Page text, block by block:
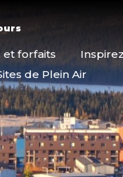
et forfaits
de Plein Air